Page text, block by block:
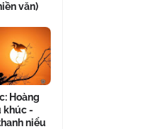
văn)
Hoàng
khúc -
niểu